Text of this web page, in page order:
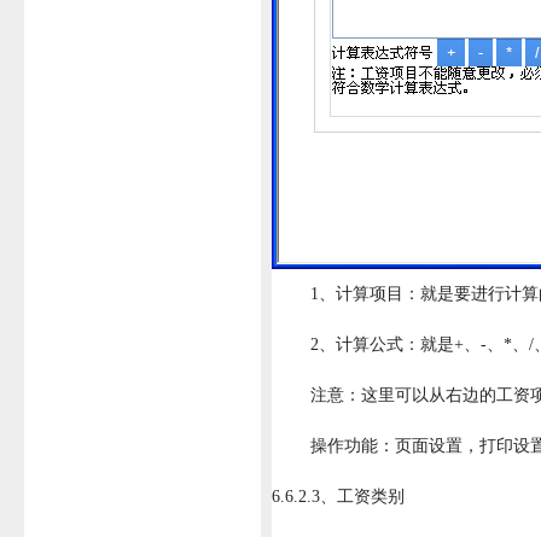
1、计算项目：就是要进行计算
2、计算公式：就是+、-、*、/
注意：这里可以从右边的工资项
操作功能：页面设置，打印设置
6.6.2.3、工资类别